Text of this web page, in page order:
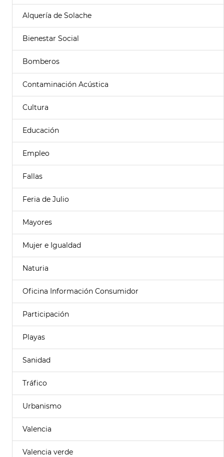
Alquería de Solache
Bienestar Social
Bomberos
Contaminación Acústica
Cultura
Educación
Empleo
Fallas
Feria de Julio
Mayores
Mujer e Igualdad
Naturia
Oficina Información Consumidor
Participación
Playas
Sanidad
Tráfico
Urbanismo
Valencia
Valencia verde